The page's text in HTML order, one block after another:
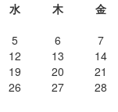
水 木 金
5 6 7
12 13 14
19 20 21
26 27 28